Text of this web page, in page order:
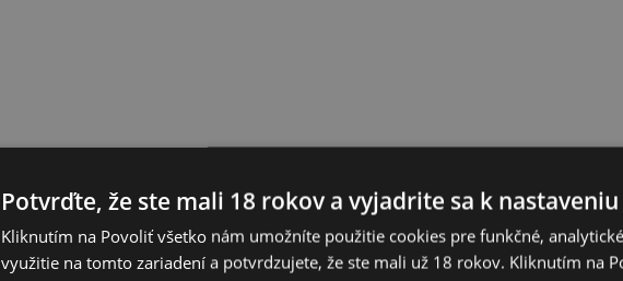
Potvrďte, že ste mali 18 rokov a vyjadrite sa k
Kliknutím na Povoliť všetko nám umožníte použitie cookies pre funkčné,
využitie na tomto zariadení a potvrdzujete, že ste mali už 18 rokov. Kliknutím na